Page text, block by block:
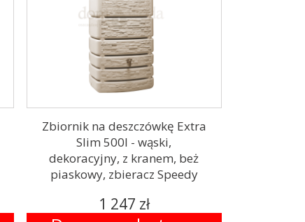
Zbiornik na deszczówkę Extra
Slim 500l - wąski,
dekoracyjny, z kranem, beż
piaskowy, zbieracz Speedy
1 247 zł